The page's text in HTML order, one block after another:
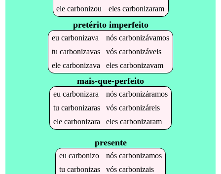
elecarbonizou elescarbonizaram
pretérito imperfeito
eu carbonizava nós carbonizávamos
tu carbonizavas vós carbonizáveis
ele carbonizava eles carbonizavam
mais-que-perfeito
eu carbonizara nós carbonizáramos
tu carbonizaras vós carbonizáreis
ele carbonizara eles carbonizaram
presente
eu carbonizo nós carbonizamos
tu carbonizas vós carbonizais